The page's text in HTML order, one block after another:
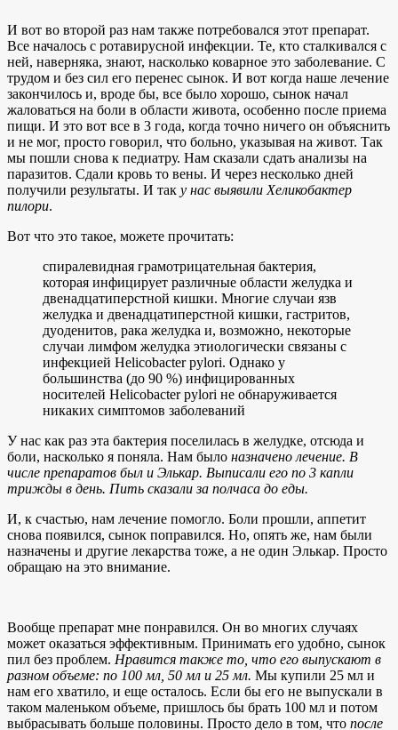
И вот во второй раз нам также потребовался этот препарат.
Все началось с ротавирусной инфекции. Те, кто сталкивался с
ней, наверняка, знают, насколько коварное это заболевание. С
трудом и без сил его перенес сынок. И вот когда наше лечение
закончилось и, вроде бы, все было хорошо, сынок начал
жаловаться на боли в области живота, особенно после приема
пищи. И это вот все в 3 года, когда точно ничего он объяснить
и не мог, просто говорил, что больно, указывая на живот. Так
мы пошли снова к педиатру. Нам сказали сдать анализы на
паразитов. Сдали кровь то вены. И через несколько дней
получили результаты. И так у нас выявили Хеликобактер
пилори.
Вот что это такое, можете прочитать:
спиралевидная грамотрицательная бактерия,
которая инфицирует различные области желудка и
двенадцатиперстной кишки. Многие случаи язв
желудка и двенадцатиперстной кишки, гастритов,
дуоденитов, рака желудка и, возможно, некоторые
случаи лимфом желудка этиологически связаны с
инфекцией Helicobacter pylori. Однако у
большинства (до 90 %) инфицированных
носителей Helicobacter pylori не обнаруживается
никаких симптомов заболеваний
У нас как раз эта бактерия поселилась в желудке, отсюда и
боли, насколько я поняла. Нам было назначено лечение. В
числе препаратов был и Элькар. Выписали его по 3 капли
трижды в день. Пить сказали за полчаса до еды.
И, к счастью, нам лечение помогло. Боли прошли, аппетит
снова появился, сынок поправился. Но, опять же, нам были
назначены и другие лекарства тоже, а не один Элькар. Просто
обращаю на это внимание.
Вообще препарат мне понравился. Он во многих случаях
может оказаться эффективным. Принимать его удобно, сынок
пил без проблем. Нравится также то, что его выпускают в
разном объеме: по 100 мл, 50 мл и 25 мл. Мы купили 25 мл и
нам его хватило, и еще осталось. Если бы его не выпускали в
таком маленьком объеме, пришлось бы брать 100 мл и потом
выбрасывать больше половины. Просто дело в том, что после